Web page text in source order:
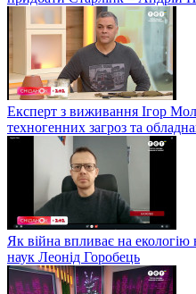
Експерт з виживання Ігор
техногенних загроз та
Як війна впливає на екологію
наук Леонід Горобець